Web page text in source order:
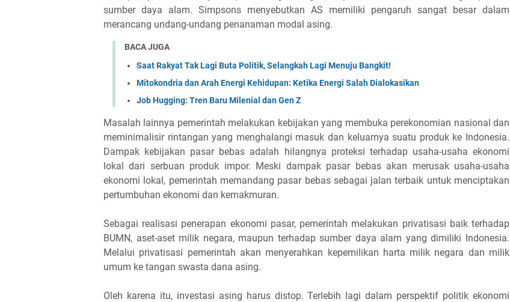
sumber daya alam. Simpsons menyebutkan AS memiliki pengaruh sangat besar dalam
merancang undang-undang penanaman modal asing.
BACA JUGA
Saat Rakyat Tak Lagi Buta Politik, Selangkah Lagi Menuju Bangkit!
Mitokondria dan Arah Energi Kehidupan: Ketika Energi Salah Dialokasikan
Job Hugging: Tren Baru Milenial dan Gen Z
Masalah lainnya pemerintah melakukan kebijakan yang membuka perekonomian nasional dan
meminimalisir rintangan yang menghalangi masuk dan keluarnya suatu produk ke Indonesia.
Dampak kebijakan pasar bebas adalah hilangnya proteksi terhadap usaha-usaha ekonomi
lokal dari serbuan produk impor. Meski dampak pasar bebas akan merusak usaha-usaha
ekonomi lokal, pemerintah memandang pasar bebas sebagai jalan terbaik untuk menciptakan
pertumbuhan ekonomi dan kemakmuran.
Sebagai realisasi penerapan ekonomi pasar, pemerintah melakukan privatisasi baik terhadap
BUMN, aset-aset milik negara, maupun terhadap sumber daya alam yang dimiliki Indonesia.
Melalui privatisasi pemerintah akan menyerahkan kepemilikan harta milik negara dan milik
umum ke tangan swasta dana asing.
Oleh karena itu, investasi asing harus distop. Terlebih lagi dalam perspektif politik ekonomi